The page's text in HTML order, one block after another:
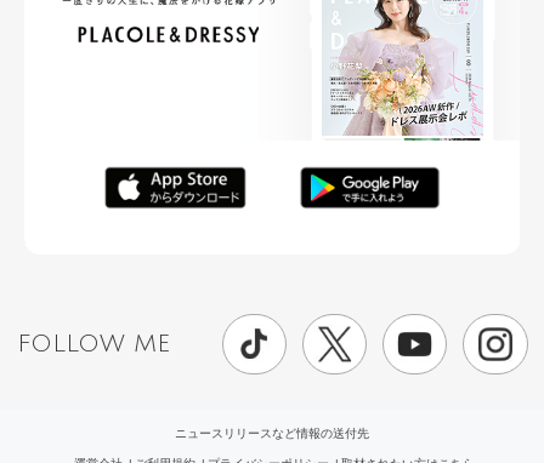
FOLLOW ME
ニュースリリースなど情報の送付先